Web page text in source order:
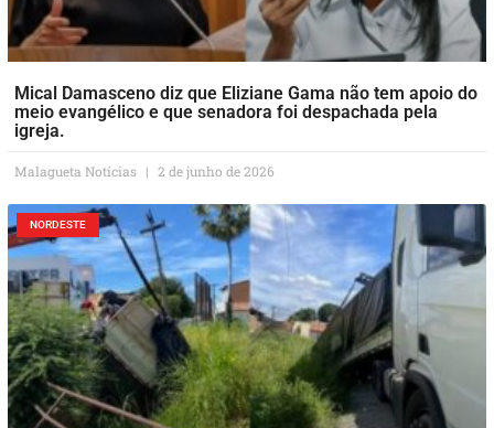
Mical Damasceno diz que Eliziane Gama não tem apoio do
meio evangélico e que senadora foi despachada pela
igreja.
Malagueta Notícias 2 de junho de 2026
NORDESTE